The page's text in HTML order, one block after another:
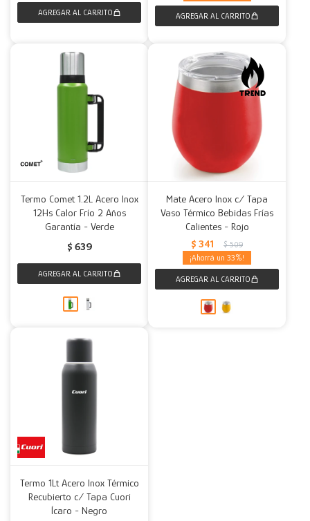
Termo Comet 1.2L Acero Inox
12Hs Calor Frío 2 Años
Garantía - Verde
$ 639
Mate Acero Inox c/ Tapa
Vaso Térmico Bebidas Frías
Calientes - Rojo
$ 341 $ 509
33
Termo 1Lt Acero Inox Térmico
Recubierto c/ Tapa Cuori
Ícaro - Negro